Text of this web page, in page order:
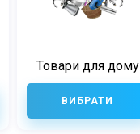
Товари для дому
ВИБРАТИ